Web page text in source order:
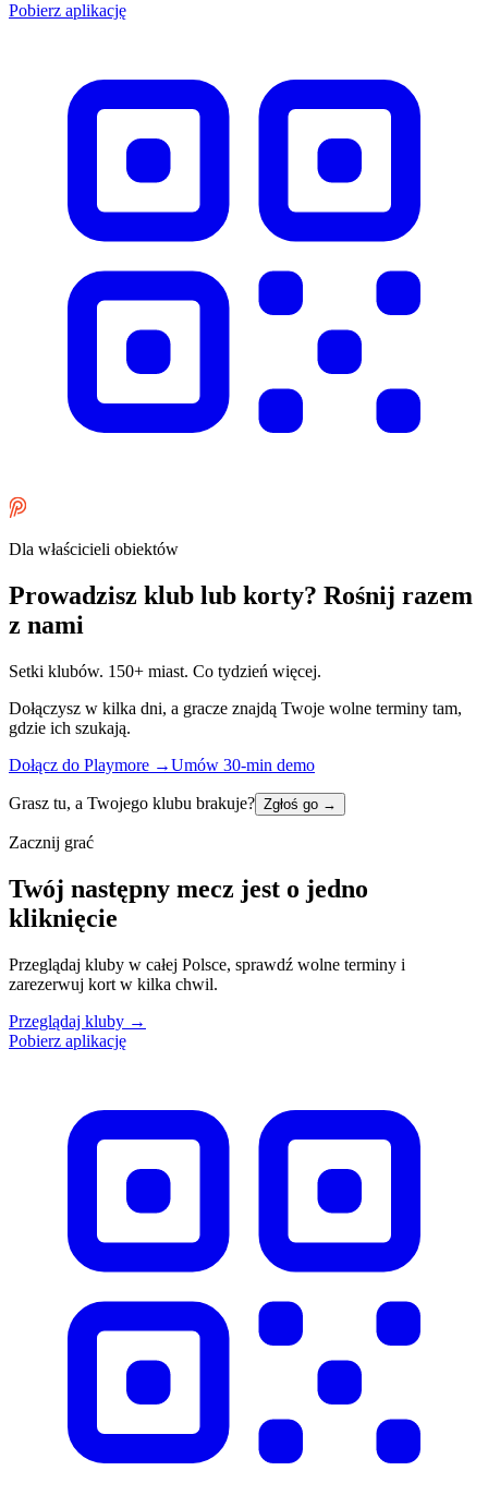
Pobierz aplikację
Dla właścicieli obiektów
Prowadzisz klub lub korty? Rośnij razem
z nami
Setki klubów. 150+ miast. Co tydzień więcej.
Dołączysz w kilka dni, a gracze znajdą Twoje wolne terminy tam,
gdzie ich szukają.
Dołącz do Playmore →Umów 30-min demo
Grasz tu, a Twojego klubu brakuje? Zgłoś go →
Zacznij grać
Twój następny mecz jest o jedno
kliknięcie
Przeglądaj kluby w całej Polsce, sprawdź wolne terminy i
zarezerwuj kort w kilka chwil.
Przeglądaj kluby →
Pobierz aplikację